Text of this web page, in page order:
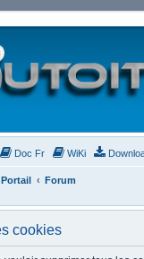
Doc Fr WiKi
Portail Forum
cookies